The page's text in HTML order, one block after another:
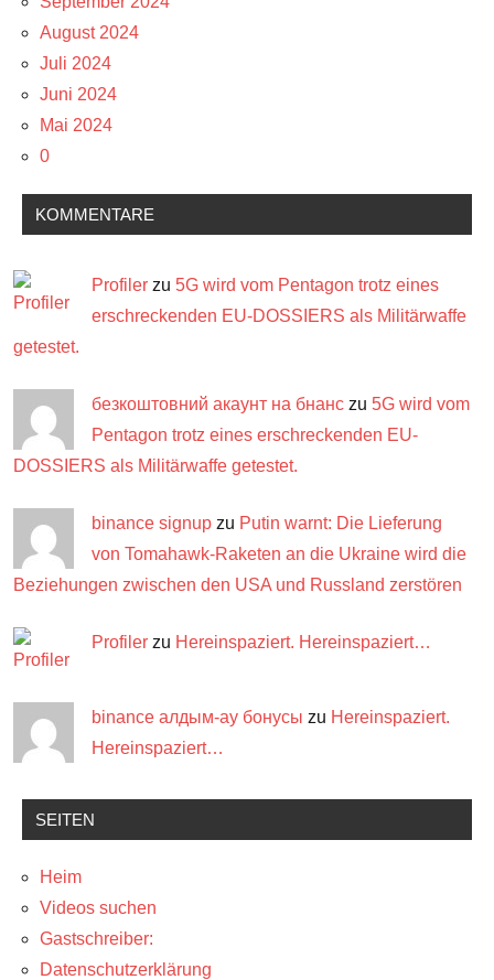
August 2024
Juli 2024
Juni 2024
Mai 2024
0
KOMMENTARE
Profiler zu 5G wird vom Pentagon trotz eines
erschreckenden EU-DOSSIERS als Militärwaffe
getestet.
безкоштовний акаунт на бнанс zu 5G wird vom
Pentagon trotz eines erschreckenden EU-
DOSSIERS als Militärwaffe getestet.
binance signup zu Putin warnt: Die Lieferung
von Tomahawk-Raketen an die Ukraine wird die
Beziehungen zwischen den USA und Russland zerstören
Profiler zu Hereinspaziert. Hereinspaziert…
binance алдым-ау бонусы zu Hereinspaziert.
Hereinspaziert…
SEITEN
Heim
Videos suchen
Gastschreiber:
Datenschutzerklärung